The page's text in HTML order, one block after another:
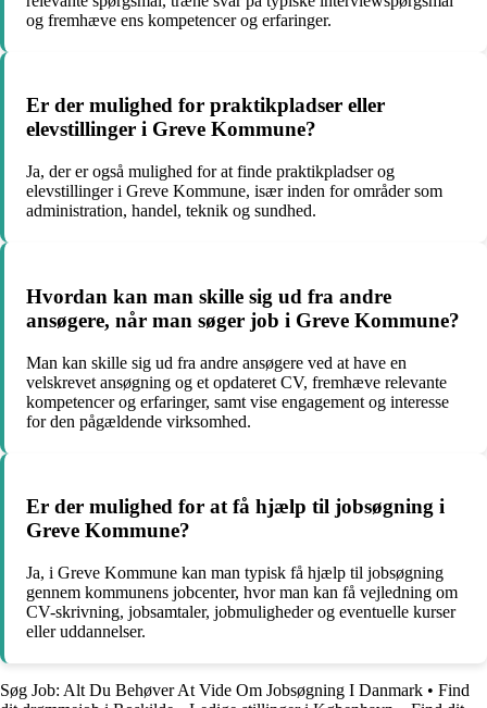
og fremhæve ens kompetencer og erfaringer.
Er der mulighed for praktikpladser eller
elevstillinger i Greve Kommune?
Ja, der er også mulighed for at finde praktikpladser og
elevstillinger i Greve Kommune, især inden for områder som
administration, handel, teknik og sundhed.
Hvordan kan man skille sig ud fra andre
ansøgere, når man søger job i Greve Kommune?
Man kan skille sig ud fra andre ansøgere ved at have en
velskrevet ansøgning og et opdateret CV, fremhæve relevante
kompetencer og erfaringer, samt vise engagement og interesse
for den pågældende virksomhed.
Er der mulighed for at få hjælp til jobsøgning i
Greve Kommune?
Ja, i Greve Kommune kan man typisk få hjælp til jobsøgning
gennem kommunens jobcenter, hvor man kan få vejledning om
CV-skrivning, jobsamtaler, jobmuligheder og eventuelle kurser
eller uddannelser.
Søg Job: Alt Du Behøver At Vide Om Jobsøgning I Danmark • Find